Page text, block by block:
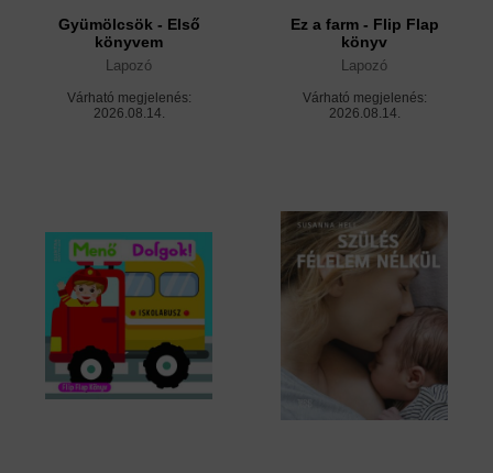
Gyümölcsök - Első
könyvem
Lapozó
Várható megjelenés:
2026.08.14.
Ez a farm - Flip Flap
könyv
Lapozó
Várható megjelenés:
2026.08.14.